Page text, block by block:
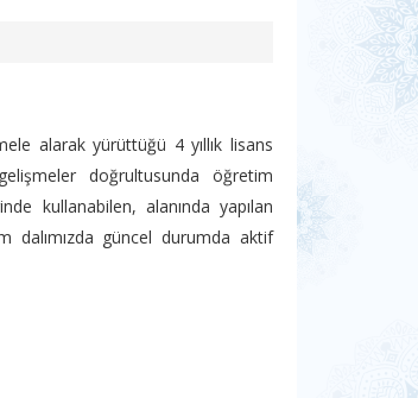
alarak yürüttüğü 4 yıllık lisans
doğrultusunda öğretim
kullanabilen, alanında yapılan
dalımızda güncel durumda aktif